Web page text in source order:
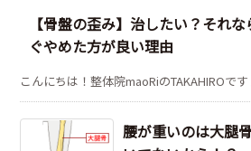
【骨盤の歪み】治したい？それ
ぐやめた方が良い理由
こんにちは！整体院maoRiのTAKAHIRO
腰が重いのは大腿